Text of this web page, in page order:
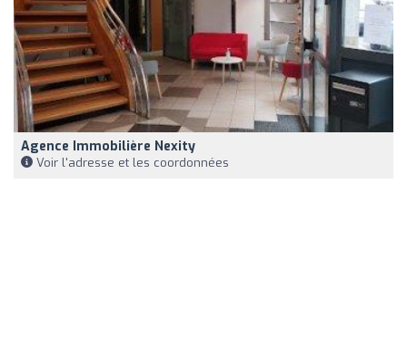
Agence Immobilière Nexity
Voir l'adresse et les coordonnées